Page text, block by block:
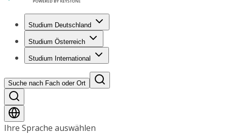
Studium Deutschland
Studium Österreich
Studium International
Suche nach Fach oder Ort
Ihre Sprache auswählen